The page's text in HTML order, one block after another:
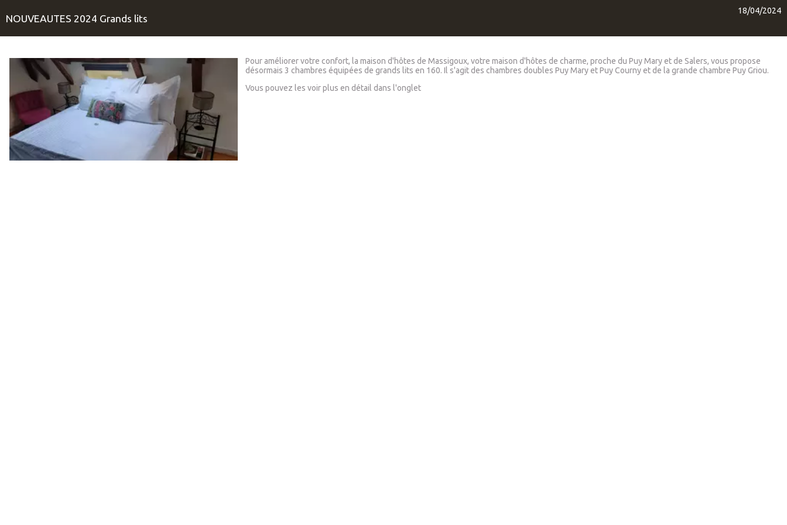
NOUVEAUTES 2024 Grands lits
18/04/2024
Pour améliorer votre confort, la maison d'hôtes de Massigoux, votre maison d'hôtes de charme, proche du Puy Mary et de Salers, vous propose
désormais 3 chambres équipées de grands lits en 160. Il s'agit des chambres doubles Puy Mary et Puy Courny et de la grande chambre Puy Griou.
Vous pouvez les voir plus en détail dans l'onglet